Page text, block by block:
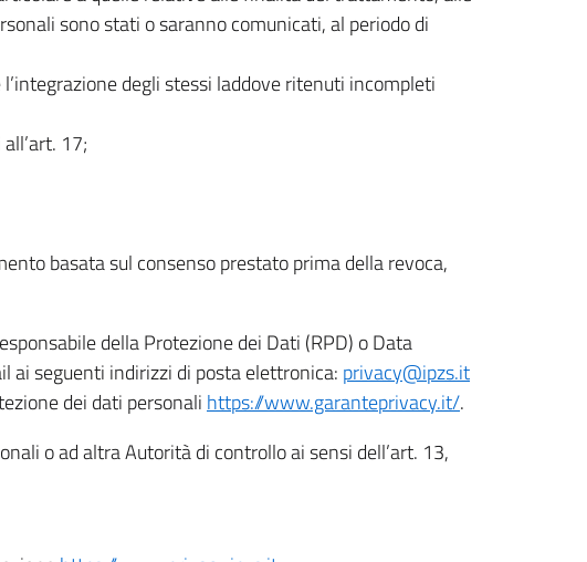
sono stati o saranno comunicati, al periodo di
degli stessi laddove ritenuti incompleti
17;
basata sul consenso prestato prima della revoca,
della Protezione dei Dati (RPD) o Data
ai seguenti indirizzi di posta elettronica: privacy@ipzs.it
dei dati personali https://www.garanteprivacy.it/.
o ad altra Autorità di controllo ai sensi dell’art. 13,